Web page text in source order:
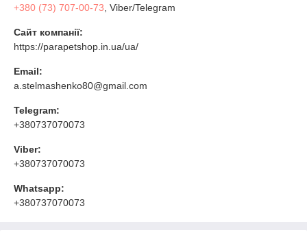
+380 (73) 707-00-73 , Viber/Telegram
Сайт компанії:
https://parapetshop.in.ua/ua/
Email:
a.stelmashenko80@gmail.com
Telegram:
+380737070073
Viber:
+380737070073
Whatsapp:
+380737070073